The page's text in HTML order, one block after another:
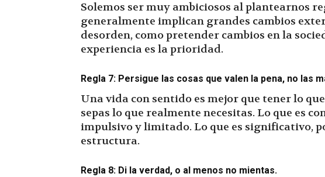
Solemos ser muy ambiciosos al plantearnos
generalmente implican grandes cambios
desorden, como pretender cambios en la
experiencia es la prioridad.
Regla 7: Persigue las cosas que valen la pena, no las
Una vida con sentido es mejor que tener lo
sepas lo que realmente necesitas. Lo que es
impulsivo y limitado. Lo que es significativo,
estructura.
Regla 8: Di la verdad, o al menos no mientas.